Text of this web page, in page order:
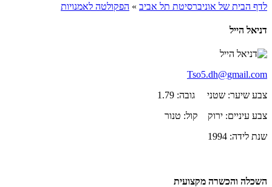
לדף הבית של אוניברסיטת תל אביב » הפקולטה לאמנויות
דניאל הייל
Tso5.dh@gmail.com
צבע שיער: שטני גובה: 1.79
צבע עיניים: ירוק קול: טנור
שנת לידה: 1994
השכלה והכשרה מקצועית